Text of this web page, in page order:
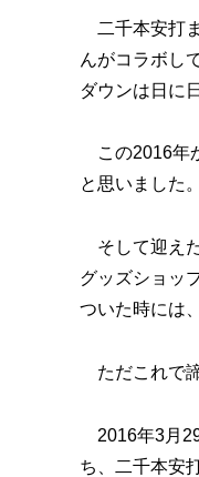
二千本安打
んがコラボし
ダウンは日に
この2016年
と思いました。
そして迎え
グッズショッ
ついた時には
ただこれで
2016年3月
ち、二千本安